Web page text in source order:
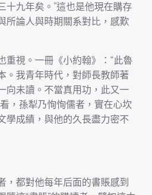
十九年矣。”這也是他現在購存
所論人與時期關系對比，感歎
重視。一冊《小約翰》：“此魯
。我青年時代，對師長教師著
向未讀。不當真用功，此又一
，孫犁乃恂恂儒者，實在心坎
學成績，與他的久長盡力密不
，都對他每年后面的書賬感到